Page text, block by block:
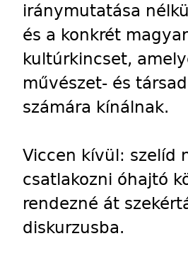
iránymutatása
és a konkrét
kultúrkincset,
művészet- és
számára kínálnak.
Viccen kívül: szelíd
csatlakozni óhajtó
rendezné át
diskurzusba.